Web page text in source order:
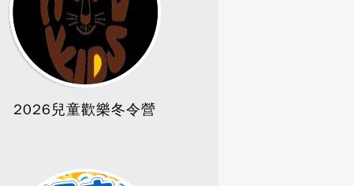
2026兒童歡樂冬令營